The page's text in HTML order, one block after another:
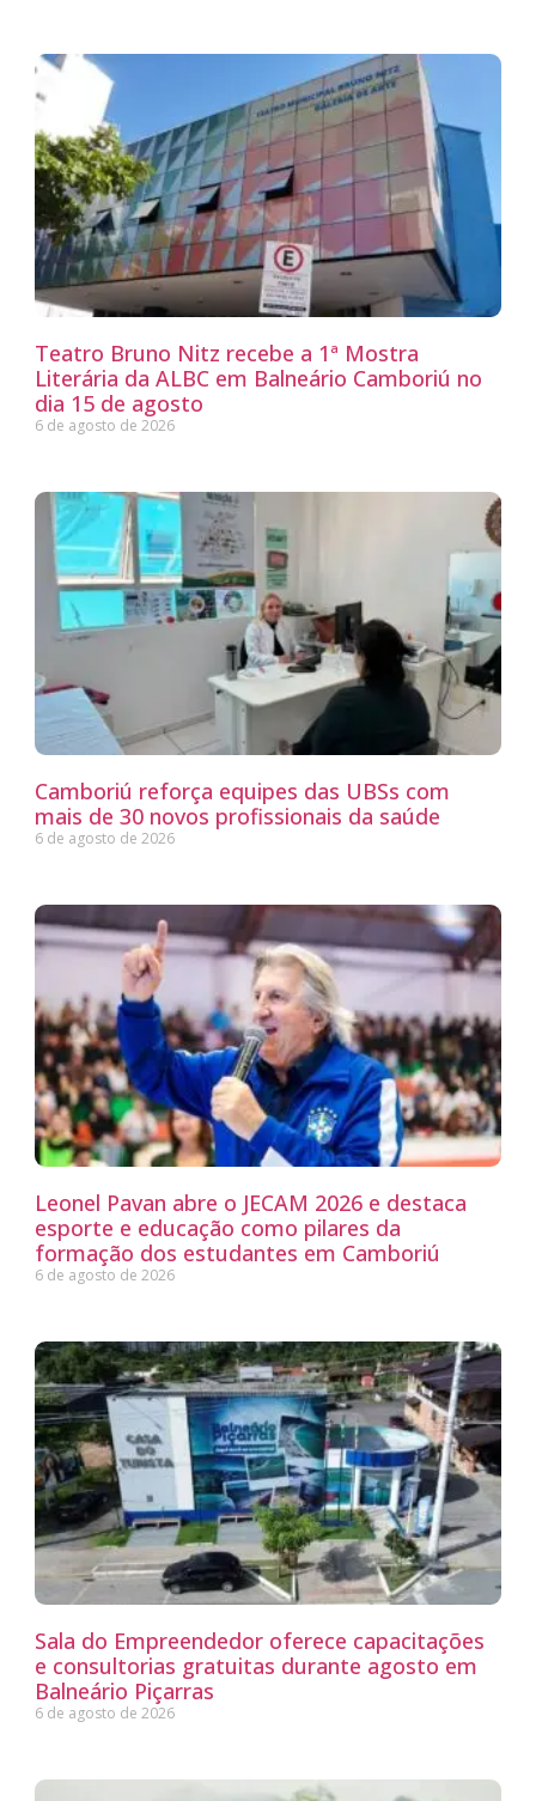
Teatro Bruno Nitz recebe a 1ª Mostra
Literária da ALBC em Balneário Camboriú no
dia 15 de agosto
6 de agosto de 2026
Camboriú reforça equipes das UBSs com
mais de 30 novos profissionais da saúde
6 de agosto de 2026
Leonel Pavan abre o JECAM 2026 e destaca
esporte e educação como pilares da
formação dos estudantes em Camboriú
6 de agosto de 2026
Sala do Empreendedor oferece capacitações
e consultorias gratuitas durante agosto em
Balneário Piçarras
6 de agosto de 2026